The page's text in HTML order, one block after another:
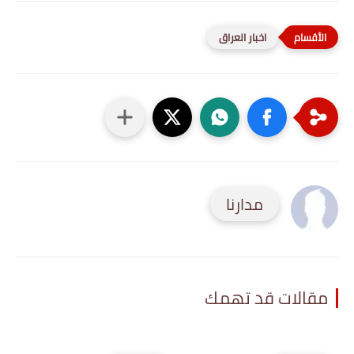
اخبار العراق
مدارنا
مقالات قد تهمك